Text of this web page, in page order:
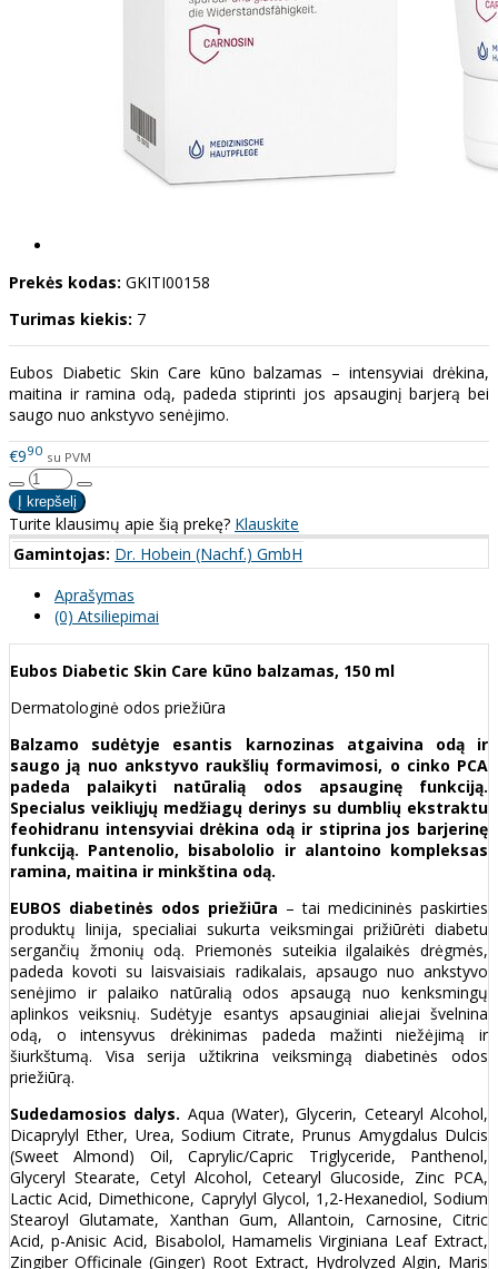
Prekės kodas: GKITI00158
Turimas kiekis: 7
Eubos Diabetic Skin Care kūno balzamas – intensyviai drėkina,
maitina ir ramina odą, padeda stiprinti jos apsauginį barjerą bei
saugo nuo ankstyvo senėjimo.
€990 su PVM
Turite klausimų apie šią prekę? Klauskite
Gamintojas: Dr. Hobein (Nachf.) GmbH
Aprašymas
(0) Atsiliepimai
Eubos Diabetic Skin Care kūno balzamas, 150 ml
Dermatologinė odos priežiūra
Balzamo sudėtyje esantis karnozinas atgaivina odą ir
saugo ją nuo ankstyvo raukšlių formavimosi, o cinko PCA
padeda palaikyti natūralią odos apsauginę funkciją.
Specialus veikliųjų medžiagų derinys su dumblių ekstraktu
feohidranu intensyviai drėkina odą ir stiprina jos barjerinę
funkciją. Pantenolio, bisabololio ir alantoino kompleksas
ramina, maitina ir minkština odą.
EUBOS diabetinės odos priežiūra – tai medicininės paskirties
produktų linija, specialiai sukurta veiksmingai prižiūrėti diabetu
sergančių žmonių odą. Priemonės suteikia ilgalaikės drėgmės,
padeda kovoti su laisvaisiais radikalais, apsaugo nuo ankstyvo
senėjimo ir palaiko natūralią odos apsaugą nuo kenksmingų
aplinkos veiksnių. Sudėtyje esantys apsauginiai aliejai švelnina
odą, o intensyvus drėkinimas padeda mažinti niežėjimą ir
šiurkštumą. Visa serija užtikrina veiksmingą diabetinės odos
priežiūrą.
Sudedamosios dalys. Aqua (Water), Glycerin, Cetearyl Alcohol,
Dicaprylyl Ether, Urea, Sodium Citrate, Prunus Amygdalus Dulcis
(Sweet Almond) Oil, Caprylic/Capric Triglyceride, Panthenol,
Glyceryl Stearate, Cetyl Alcohol, Cetearyl Glucoside, Zinc PCA,
Lactic Acid, Dimethicone, Caprylyl Glycol, 1,2-Hexanediol, Sodium
Stearoyl Glutamate, Xanthan Gum, Allantoin, Carnosine, Citric
Acid, p-Anisic Acid, Bisabolol, Hamamelis Virginiana Leaf Extract,
Zingiber Officinale (Ginger) Root Extract, Hydrolyzed Algin, Maris